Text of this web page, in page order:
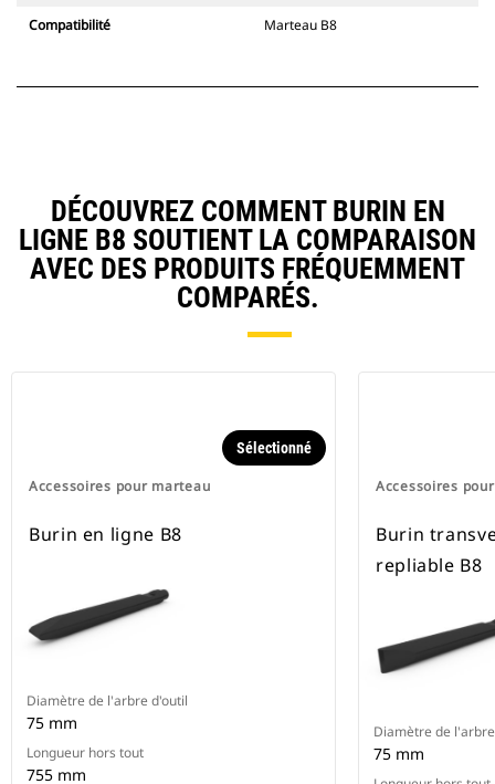
Compatibilité Marteau B8
DÉCOUVREZ COMMENT BURIN EN
LIGNE B8 SOUTIENT LA COMPARAISON
AVEC DES PRODUITS FRÉQUEMMENT
COMPARÉS.
Accessoires pour marteau
Sélectionné
Burin en ligne B8
Diamètre de l'arbre d'outil
75 mm
Longueur hors tout
755 mm
Accessoires
Burin
repliable B8
Diamètre de
75 mm